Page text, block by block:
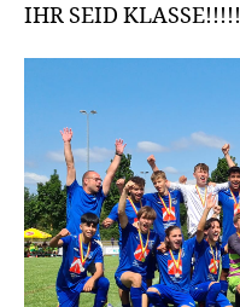
IHR SEID KLASSE!!!!!